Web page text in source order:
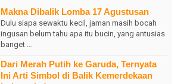
Makna Dibalik Lomba 17 Agustusan
Dulu siapa sewaktu kecil, jaman masih bocah
ingusan belum tahu apa itu bucin, yang antusias
banget …
Dari Merah Putih ke Garuda, Ternyata
Ini Arti Simbol di Balik Kemerdekaan